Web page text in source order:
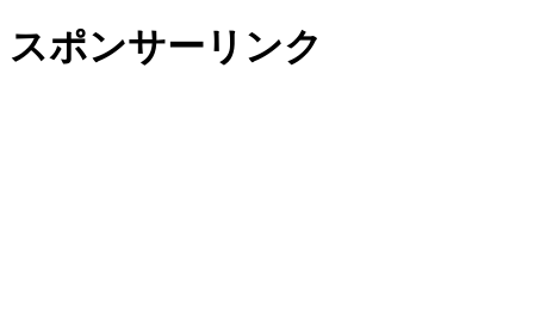
スポンサーリンク